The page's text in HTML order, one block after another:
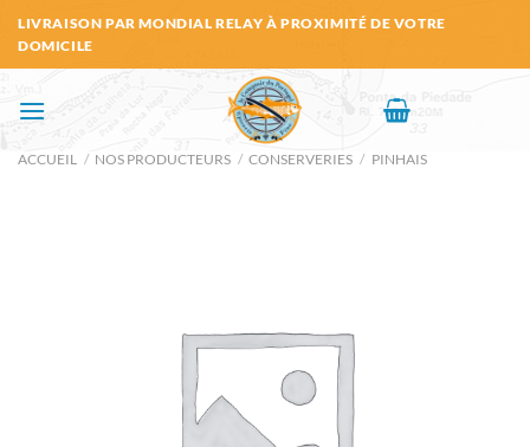
Passer
au
contenu
LIVRAISON PAR MONDIAL RELAY À PROXIMITÉ DE VOTRE
DOMICILE
ACCUEIL / NOS PRODUCTEURS / CONSERVERIES / PINHAIS